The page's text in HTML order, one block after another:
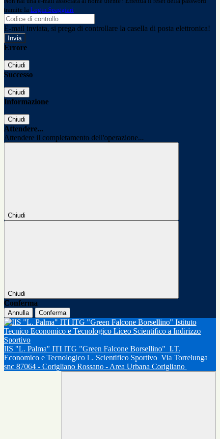
tramite la Login Spaggiari
E-mail inviata, si prega di controllare la casella di posta elettronica!
Errore
Chiudi
Successo
Chiudi
Informazione
Chiudi
Attendere...
Attendere il completamento dell'operazione...
Chiudi
Chiudi
Conferma
Annulla Conferma
IIS "L. Palma" ITI ITG "Green Falcone Borsellino" I.T.
Economico e Tecnologico L. Scientifico Sportivo Via Torrelunga
snc 87064 - Corigliano Rossano - Area Urbana Corigliano